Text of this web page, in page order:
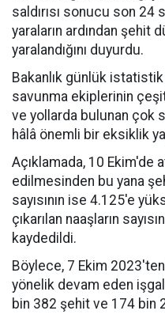
saldırısı sonucu son 24
yaraların ardından şehit
yaralandığını duyurdu.
Bakanlık günlük
savunma ekiplerinin
ve yollarda bulunan çok
hâlâ önemli bir eksiklik
Açıklamada, 10 Ekim'de
edilmesinden bu yana
sayısının ise 4.125'e
çıkarılan naaşların
kaydedildi.
Böylece, 7 Ekim
yönelik devam eden işgal
bin 382 şehit ve 174 bin